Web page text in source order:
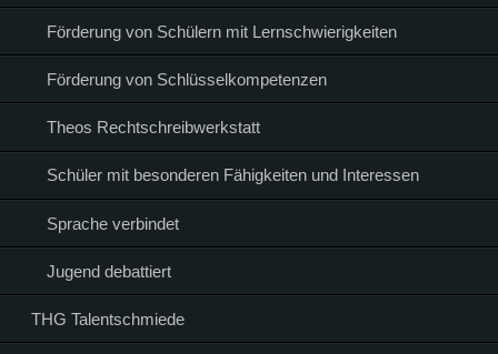
Förderung von Schülern mit Lernschwierigkeiten
Förderung von Schlüsselkompetenzen
Theos Rechtschreibwerkstatt
Schüler mit besonderen Fähigkeiten und Interessen
Sprache verbindet
Jugend debattiert
THG Talentschmiede